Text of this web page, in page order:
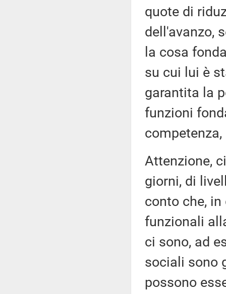
quote di
dell'avanzo,
la cosa
su cui lui è
garantita la
funzioni
Attenzione,
giorni, di
conto che,
funzionali
ci sono, ad
sociali sono
possono